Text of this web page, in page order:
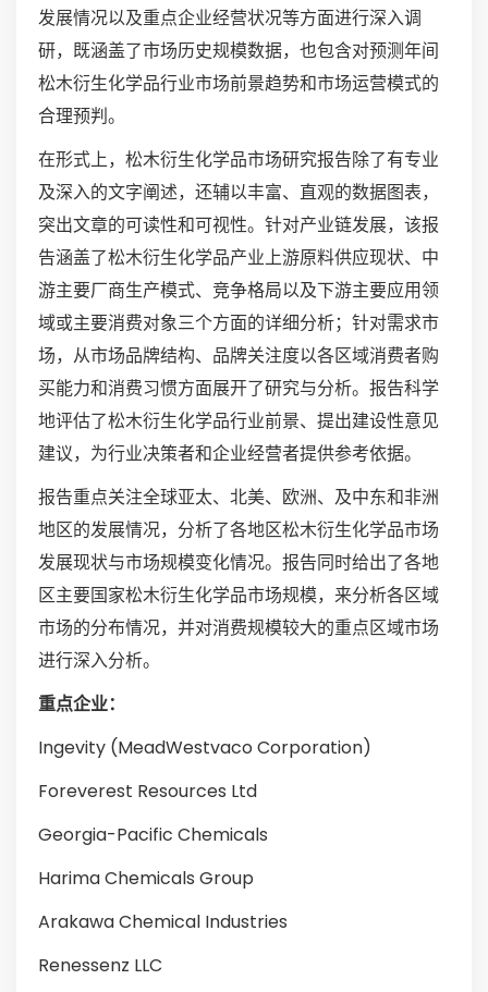
发展情况以及重点企业经营状况等方面进行深入调
研，既涵盖了市场历史规模数据，也包含对预测年间
松木衍生化学品行业市场前景趋势和市场运营模式的
合理预判。
在形式上，松木衍生化学品市场研究报告除了有专业
及深入的文字阐述，还辅以丰富、直观的数据图表，
突出文章的可读性和可视性。针对产业链发展，该报
告涵盖了松木衍生化学品产业上游原料供应现状、中
游主要厂商生产模式、竞争格局以及下游主要应用领
域或主要消费对象三个方面的详细分析；针对需求市
场，从市场品牌结构、品牌关注度以各区域消费者购
买能力和消费习惯方面展开了研究与分析。报告科学
地评估了松木衍生化学品行业前景、提出建设性意见
建议，为行业决策者和企业经营者提供参考依据。
报告重点关注全球亚太、北美、欧洲、及中东和非洲
地区的发展情况，分析了各地区松木衍生化学品市场
发展现状与市场规模变化情况。报告同时给出了各地
区主要国家松木衍生化学品市场规模，来分析各区域
市场的分布情况，并对消费规模较大的重点区域市场
进行深入分析。
重点企业：
Ingevity (MeadWestvaco Corporation)
Foreverest Resources Ltd
Georgia-Pacific Chemicals
Harima Chemicals Group
Arakawa Chemical Industries
Renessenz LLC